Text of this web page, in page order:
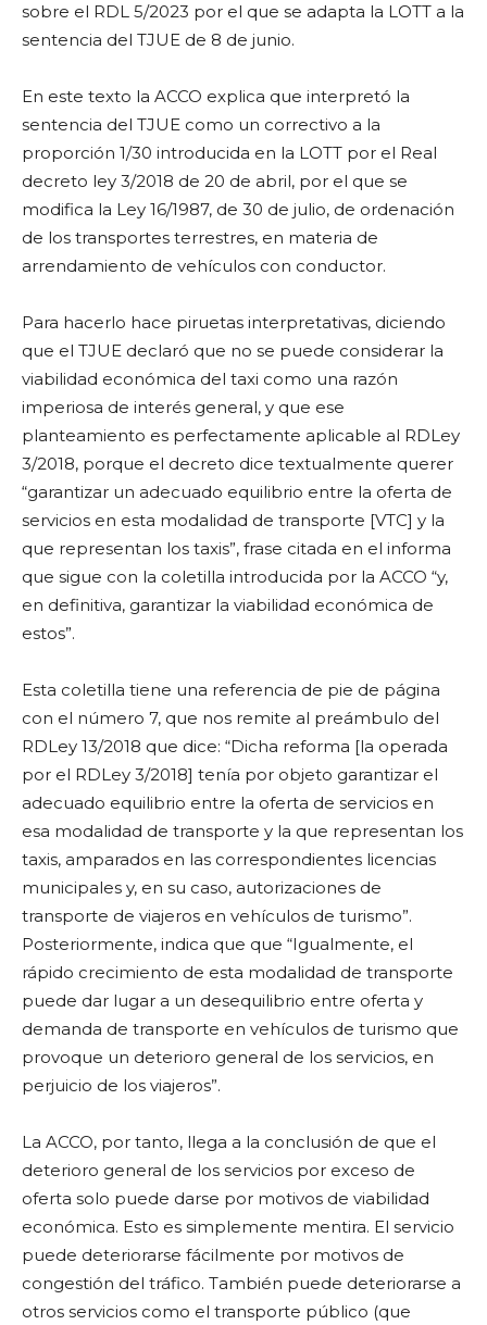
sobre el RDL 5/2023 por el que se adapta la LOTT a la
sentencia del TJUE de 8 de junio.
En este texto la ACCO explica que interpretó la
sentencia del TJUE como un correctivo a la
proporción 1/30 introducida en la LOTT por el Real
decreto ley 3/2018 de 20 de abril, por el que se
modifica la Ley 16/1987, de 30 de julio, de ordenación
de los transportes terrestres, en materia de
arrendamiento de vehículos con conductor.
Para hacerlo hace piruetas interpretativas, diciendo
que el TJUE declaró que no se puede considerar la
viabilidad económica del taxi como una razón
imperiosa de interés general, y que ese
planteamiento es perfectamente aplicable al RDLey
3/2018, porque el decreto dice textualmente querer
“garantizar un adecuado equilibrio entre la oferta de
servicios en esta modalidad de transporte [VTC] y la
que representan los taxis”, frase citada en el informa
que sigue con la coletilla introducida por la ACCO “y,
en definitiva, garantizar la viabilidad económica de
estos”.
Esta coletilla tiene una referencia de pie de página
con el número 7, que nos remite al preámbulo del
RDLey 13/2018 que dice: “Dicha reforma [la operada
por el RDLey 3/2018] tenía por objeto garantizar el
adecuado equilibrio entre la oferta de servicios en
esa modalidad de transporte y la que representan los
taxis, amparados en las correspondientes licencias
municipales y, en su caso, autorizaciones de
transporte de viajeros en vehículos de turismo”.
Posteriormente, indica que que “Igualmente, el
rápido crecimiento de esta modalidad de transporte
puede dar lugar a un desequilibrio entre oferta y
demanda de transporte en vehículos de turismo que
provoque un deterioro general de los servicios, en
perjuicio de los viajeros”.
La ACCO, por tanto, llega a la conclusión de que el
deterioro general de los servicios por exceso de
oferta solo puede darse por motivos de viabilidad
económica. Esto es simplemente mentira. El servicio
puede deteriorarse fácilmente por motivos de
congestión del tráfico. También puede deteriorarse a
otros servicios como el transporte público (que